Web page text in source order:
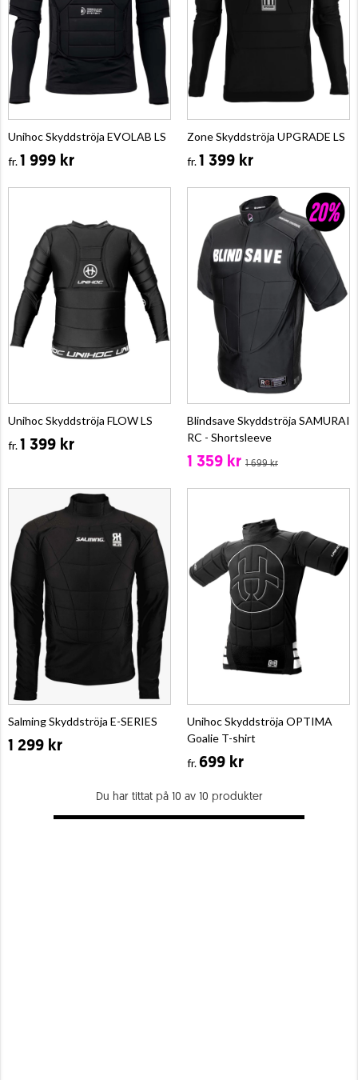
Unihoc Skyddströja EVOLAB LS
fr.1 999 kr
Zone Skyddströja UPGRADE LS
fr.1 399 kr
Unihoc Skyddströja FLOW LS
fr.1 399 kr
Blindsave Skyddströja SAMURAI
RC - Shortsleeve
1 359 kr 1 699 kr
Salming Skyddströja E-SERIES
1 299 kr
Unihoc Skyddströja OPTIMA
Goalie T-shirt
fr.699 kr
Du har tittat på 10 av 10 produkter